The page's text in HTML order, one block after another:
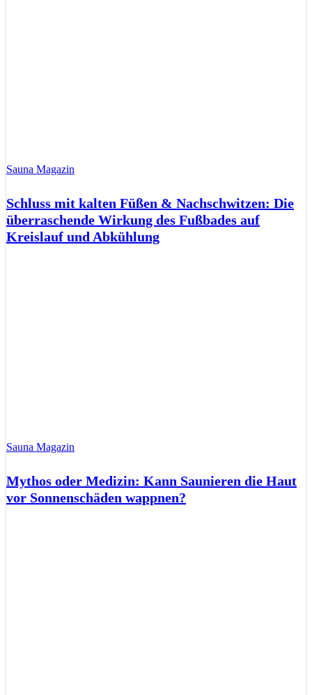
Sauna Magazin
Schluss mit kalten Füßen & Nachschwitzen: Die
überraschende Wirkung des Fußbades auf
Kreislauf und Abkühlung
Sauna Magazin
Mythos oder Medizin: Kann Saunieren die Haut
vor Sonnenschäden wappnen?